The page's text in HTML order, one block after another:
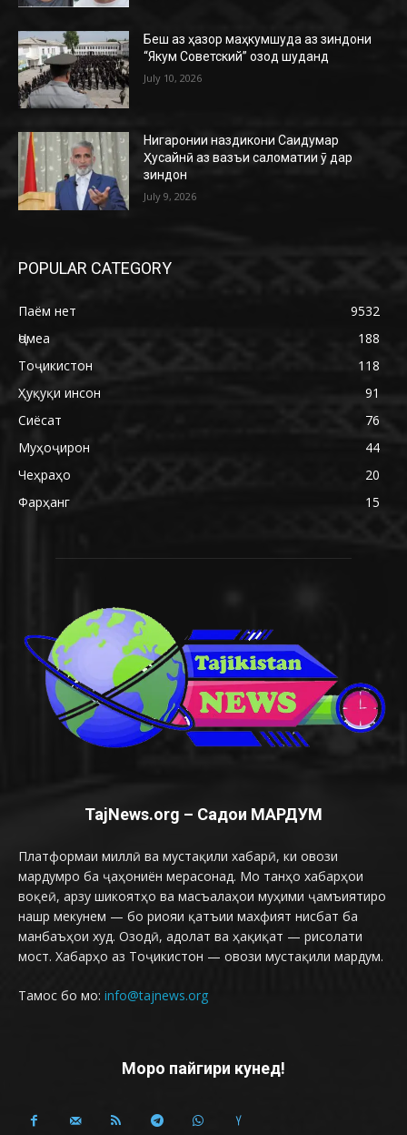
Беш аз ҳазор маҳкумшуда аз зиндони
“Якум Советский” озод шуданд
July 10, 2026
Нигаронии наздикони Саидумар
Ҳусайнӣ аз вазъи саломатии ӯ дар
зиндон
July 9, 2026
POPULAR CATEGORY
Паём нет
9532
Ҷомеа
188
Тоҷикистон
118
Ҳуқуқи инсон
91
Сиёсат
76
Муҳоҷирон
44
Чеҳраҳо
20
Фарҳанг
15
TajNews.org – Садои МАРДУМ
Платформаи миллӣ ва мустақили хабарӣ, ки овози
мардумро ба ҷаҳониён мерасонад. Мо танҳо хабарҳои
воқеӣ, арзу шикоятҳо ва масъалаҳои муҳими ҷамъиятиро
нашр мекунем — бо риояи қатъии махфият нисбат ба
манбаъҳои худ. Озодӣ, адолат ва ҳақиқат — рисолати
мост. Хабарҳо аз Тоҷикистон — овози мустақили мардум.
Тамос бо мо: info@tajnews.org
Моро пайгири кунед!